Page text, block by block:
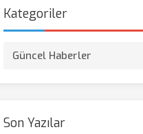
Kategoriler
Güncel Haberler
Son Yazılar